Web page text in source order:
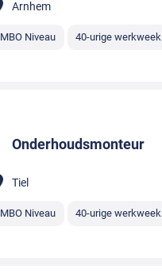
Arnhem
MBO Niveau 40-urige werkweek
Onderhoudsmonteur
Tiel
MBO Niveau 40-urige werkweek